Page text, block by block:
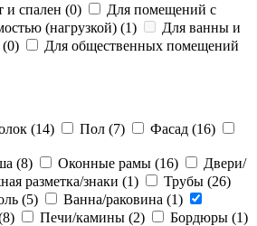
и спален (0)
Для помещений с
(нагрузкой) (1)
Для ванны и
(0)
Для общественных помещений
(14) Пол (7) Фасад (16)
(8) Оконные рамы (16)
Двери/
разметка/знаки (1) Трубы (26)
(5) Ванна/раковина (1)
8) Печи/камины (2) Бордюры (1)